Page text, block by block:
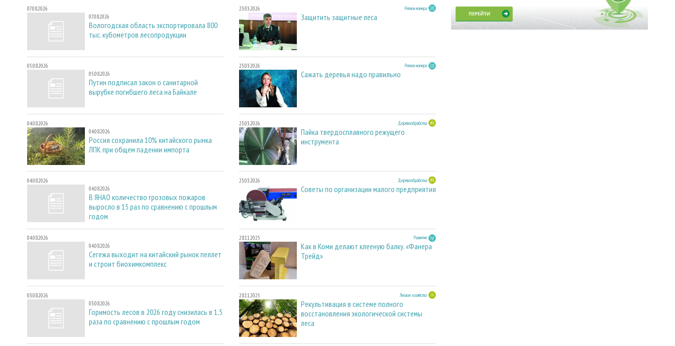
07.08.2026
07.08.2026
Вологодская область экспортировала 800
тыс. кубометров лесопродукции
05.08.2026
05.08.2026
Путин подписал закон о санитарной
вырубке погибшего леса на Байкале
04.08.2026
04.08.2026
Россия сохранила 10% китайского рынка
ЛПК при общем падении импорта
04.08.2026
04.08.2026
В ЯНАО количество грозовых пожаров
выросло в 15 раз по сравнению с прошлым
годом
04.08.2026
04.08.2026
Сегежа выходит на китайский рынок пеллет
и строит биохимкомплекс
03.08.2026
03.08.2026
Горимость лесов в 2026 году снизилась в 1,5
раза по сравнению с прошлым годом
23.03.2026 Регион номера
Защитить защитные леса
23.03.2026 Регион номера
Сажать деревья надо правильно
23.03.2026 Деревообработка
Пайка твердосплавного режущего
инструмента
23.03.2026 Деревообработка
Советы по организации малого предприятия
28.11.2025 Развитие
Как в Коми делают клееную балку. «Фанера
Трейд»
28.11.2025 Лесное хозяйство
Рекультивация в системе полного
восстановления экологической системы
леса